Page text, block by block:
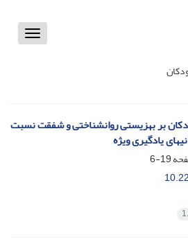
Toggle
بر بهزیستی روانشناختی و شفقت نسبت
یادگیری ویژه
19-6